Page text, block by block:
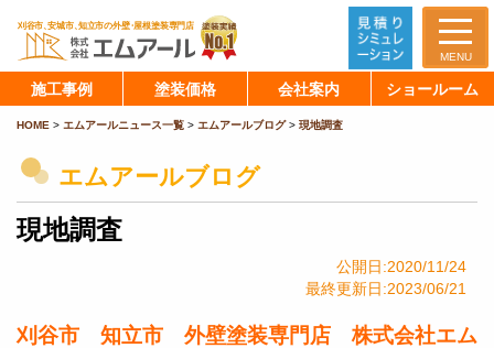
MENU
施工事例 塗装価格 会社案内 ショールーム
HOME > エムアールニュース一覧 > エムアールブログ> 現地調査
エムアールブログ
現地調査
公開日:2020/11/24
最終更新日:2023/06/21
刈谷市 知立市 外壁塗装専門店 株式会社エム